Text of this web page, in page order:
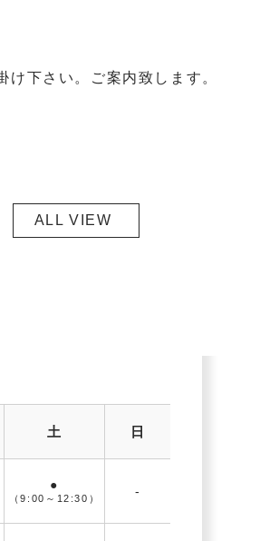
下さい。ご案内致します。
ALL VIEW
土 日
●
（9:00～ 12:30） -